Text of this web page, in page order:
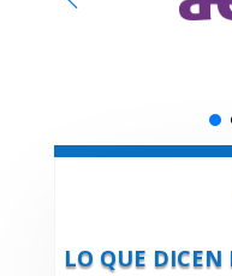
LO QUE DICEN